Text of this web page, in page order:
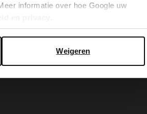
informatie over hoe Google uw
Weigeren